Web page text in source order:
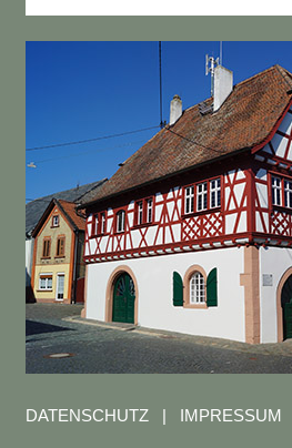
DATENSCHUTZ| IMPRESSUM